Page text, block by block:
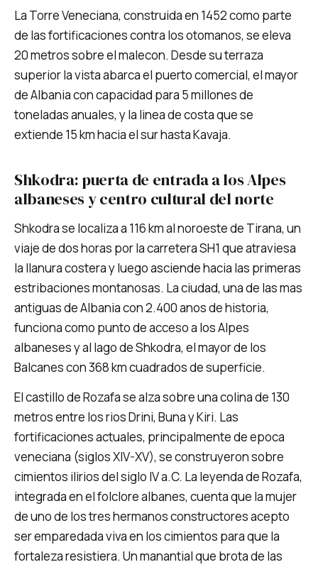
La Torre Veneciana, construida en 1452 como parte
de las fortificaciones contra los otomanos, se eleva
20 metros sobre el malecon. Desde su terraza
superior la vista abarca el puerto comercial, el mayor
de Albania con capacidad para 5 millones de
toneladas anuales, y la linea de costa que se
extiende 15 km hacia el sur hasta Kavaja.
Shkodra: puerta de entrada a los Alpes
albaneses y centro cultural del norte
Shkodra se localiza a 116 km al noroeste de Tirana, un
viaje de dos horas por la carretera SH1 que atraviesa
la llanura costera y luego asciende hacia las primeras
estribaciones montanosas. La ciudad, una de las mas
antiguas de Albania con 2.400 anos de historia,
funciona como punto de acceso a los Alpes
albaneses y al lago de Shkodra, el mayor de los
Balcanes con 368 km cuadrados de superficie.
El castillo de Rozafa se alza sobre una colina de 130
metros entre los rios Drini, Buna y Kiri. Las
fortificaciones actuales, principalmente de epoca
veneciana (siglos XIV-XV), se construyeron sobre
cimientos ilirios del siglo IV a.C. La leyenda de Rozafa,
integrada en el folclore albanes, cuenta que la mujer
de uno de los tres hermanos constructores acepto
ser emparedada viva en los cimientos para que la
fortaleza resistiera. Un manantial que brota de las